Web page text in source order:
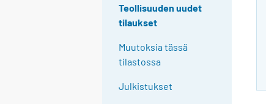
Teollisuuden uudet
tilaukset
Muutoksia tässä
tilastossa
Julkistukset